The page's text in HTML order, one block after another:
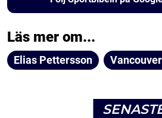
Läs mer om...
Elias Pettersson